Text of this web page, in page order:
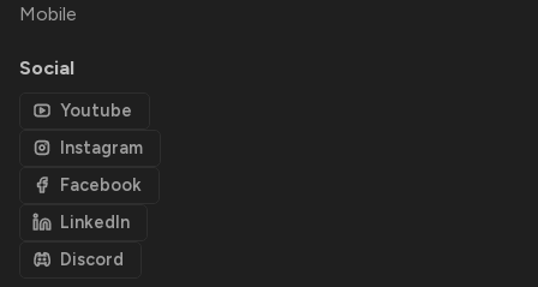
Mobile
Social
Youtube
Instagram
Facebook
LinkedIn
Discord